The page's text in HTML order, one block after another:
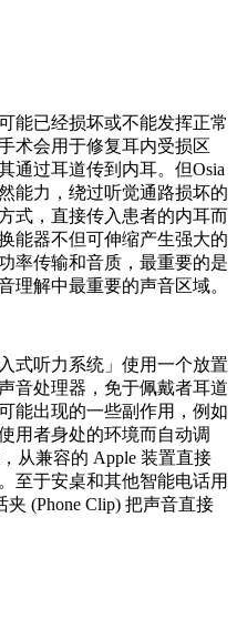
能已经损坏或不能发挥正常
术会用于修复耳内受损区
通过耳道传到内耳。但Osia
能力，绕过听觉通路损坏的
式，直接传入患者的内耳而
能器不但可伸缩产生强大的
率传输和音质，最重要的是
理解中最重要的声音区域。
式听力系统」使用一个放置
音处理器，免于佩戴者耳道
能出现的一些副作用，例如
用者身处的环境而自动调
从兼容的 Apple 装置直接
至于安桌和其他智能电话用
夹 (Phone Clip) 把声音直接